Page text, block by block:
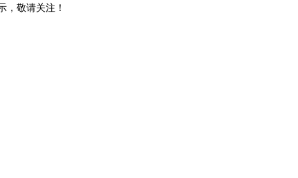
，敬请关注！